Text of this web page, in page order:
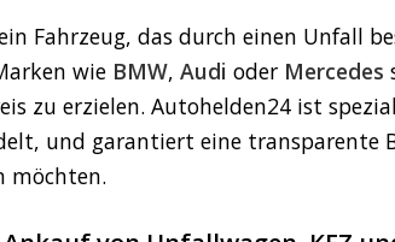
Fahrzeug, das durch einen Unfall
wie BMW, Audi oder Mercedes
zu erzielen. Autohelden24 ist
und garantiert eine transparente
möchten.